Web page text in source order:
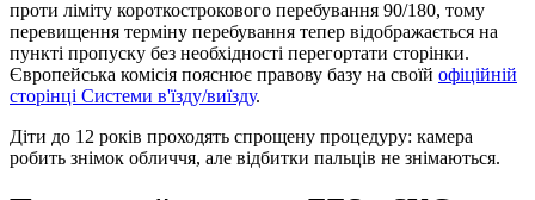
проти ліміту короткострокового перебування 90/180, тому
перевищення терміну перебування тепер відображається на
пункті пропуску без необхідності перегортати сторінки.
Європейська комісія пояснює правову базу на своїй офіційній
сторінці Системи в'їзду/виїзду.
Діти до 12 років проходять спрощену процедуру: камера
робить знімок обличчя, але відбитки пальців не знімаються.